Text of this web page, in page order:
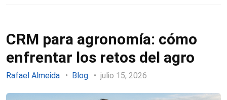
CRM para agronomía: cómo
enfrentar los retos del agro
Rafael Almeida Blog julio 15, 2026